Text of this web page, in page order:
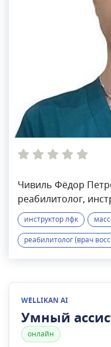
Чивиль Фёдор
реабилитолог,
инструктор лфк
реабилитолог (врач
WELLIKAN AI
Умный
онлайн